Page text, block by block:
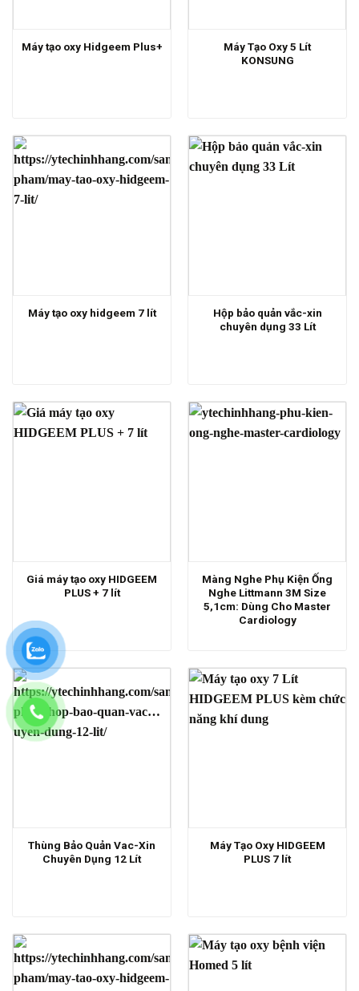
Máy tạo oxy Hidgeem Plus+
Máy Tạo Oxy 5 Lít
KONSUNG
Máy tạo oxy hidgeem 7 lít
Hộp bảo quản vắc-xin
chuyên dụng 33 Lít
Giá máy tạo oxy HIDGEEM
PLUS + 7 lít
Màng Nghe Phụ Kiện Ống
Nghe Littmann 3M Size
5,1cm: Dùng Cho Master
Cardiology
Thùng Bảo Quản Vac-Xin
Chuyên Dụng 12 Lít
Máy Tạo Oxy HIDGEEM
PLUS 7 lít